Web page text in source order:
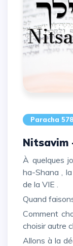
Paracha
À quelques jours du grand rendez-vous de Rosh
ha-Shana ,
de la VIE .
Quand
Comment choisis t on la vie ? Nous arrive t il de
choisir autre
Allons à la découverte d’une parasha explicite qui